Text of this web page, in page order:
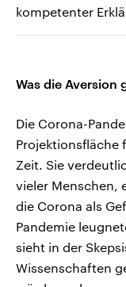
kompetenter
Was die Aversion
Die Corona-
Projektionsfläche
Zeit. Sie
vieler Menschen,
die Corona als
Pandemie
sieht in der
Wissenschaften